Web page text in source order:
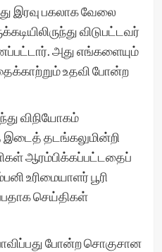
இரவு பகலாக வேலை
விடுபட்டவர்
அது எங்களையும்
உதவி போன்ற
விநியோகம்
தடங்கலுமின்றி
ஆரம்பிக்கப்பட்டதைப்
உரிமையாளர் பூரி
செய்திகள்
போன்ற சொகுசான